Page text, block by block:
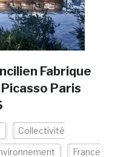
Fabrique
Paris
Collectivité
France